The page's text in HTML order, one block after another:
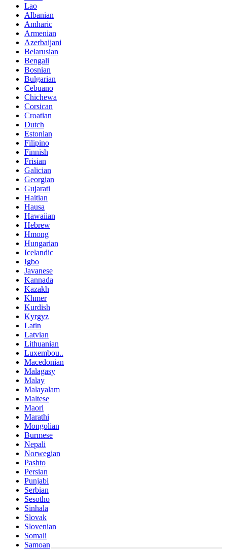
Lao
Albanian
Amharic
Armenian
Azerbaijani
Belarusian
Bengali
Bosnian
Bulgarian
Cebuano
Chichewa
Corsican
Croatian
Dutch
Estonian
Filipino
Finnish
Frisian
Galician
Georgian
Gujarati
Haitian
Hausa
Hawaiian
Hebrew
Hmong
Hungarian
Icelandic
Igbo
Javanese
Kannada
Kazakh
Khmer
Kurdish
Kyrgyz
Latin
Latvian
Lithuanian
Luxembou..
Macedonian
Malagasy
Malay
Malayalam
Maltese
Maori
Marathi
Mongolian
Burmese
Nepali
Norwegian
Pashto
Persian
Punjabi
Serbian
Sesotho
Sinhala
Slovak
Slovenian
Somali
Samoan